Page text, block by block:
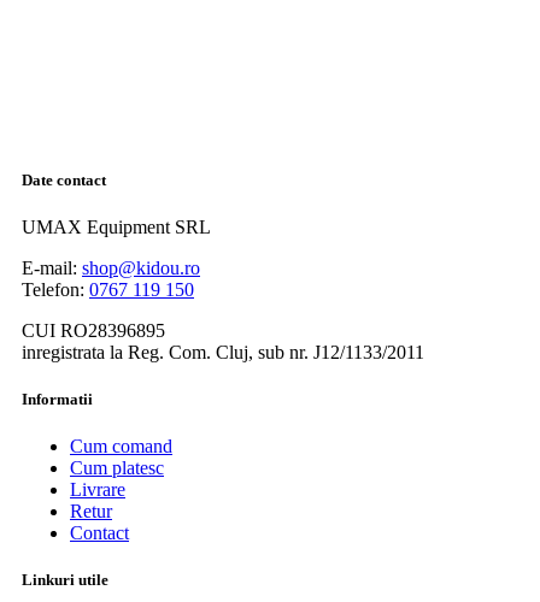
Date contact
UMAX Equipment SRL
E-mail: shop@kidou.ro
Telefon: 0767 119 150
CUI RO28396895
inregistrata la Reg. Com. Cluj, sub nr. J12/1133/2011
Informatii
Cum comand
Cum platesc
Livrare
Retur
Contact
Linkuri utile